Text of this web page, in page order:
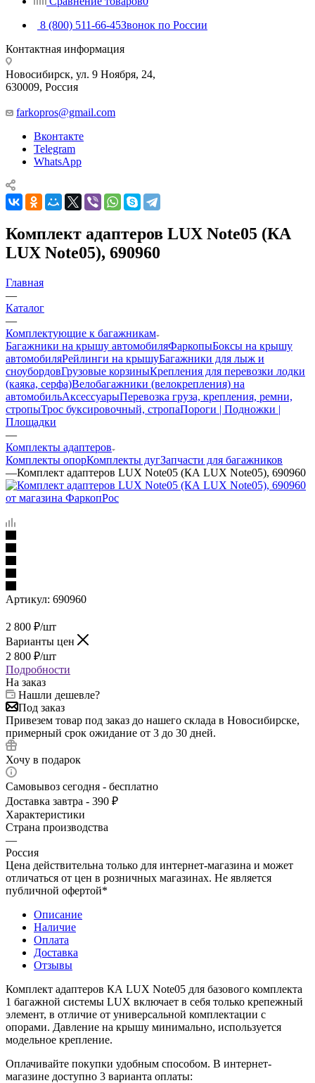
8 (800) 511-66-45Звонок по России
Контактная информация
Новосибирск, ул. 9 Ноября, 24,
630009, Россия
farkopros@gmail.com
Вконтакте
Telegram
WhatsApp
Комплект адаптеров LUX Note05 (КА
LUX Note05), 690960
Главная
—
Каталог
—
Комплектующие к багажникам
Багажники на крышу автомобиляФаркопыБоксы на крышу
автомобиляРейлинги на крышуБагажники для лыж и
сноубордовГрузовые корзиныКрепления для перевозки лодки
(каяка, серфа)Велобагажники (велокрепления) на
автомобильАксессуарыПеревозка груза, крепления, ремни,
стропыТрос буксировочный, стропаПороги | Подножки |
Площадки
—
Комплекты адаптеров
Комплекты опорКомплекты дугЗапчасти для багажников
—Комплект адаптеров LUX Note05 (КА LUX Note05), 690960
Артикул: 690960
2 800 ₽/шт
Варианты цен
2 800 ₽/шт
Подробности
На заказ
Нашли дешевле?
Под заказ
Привезем товар под заказ до нашего склада в Новосибирске,
примерный срок ожидание от 3 до 30 дней.
Хочу в подарок
Самовывоз сегодня - бесплатно
Доставка завтра - 390 ₽
Характеристики
Страна производства
—
Россия
Цена действительна только для интернет-магазина и может
отличаться от цен в розничных магазинах. Не является
публичной офертой*
Описание
Наличие
Оплата
Доставка
Отзывы
Комплект адаптеров КА LUX Note05 для базового комплекта
1 багажной системы LUX включает в себя только крепежный
элемент, в отличие от универсальной комплектации с
опорами. Давление на крышу минимально, используется
модельное крепление.
Оплачивайте покупки удобным способом. В интернет-
магазине доступно 3 варианта оплаты: